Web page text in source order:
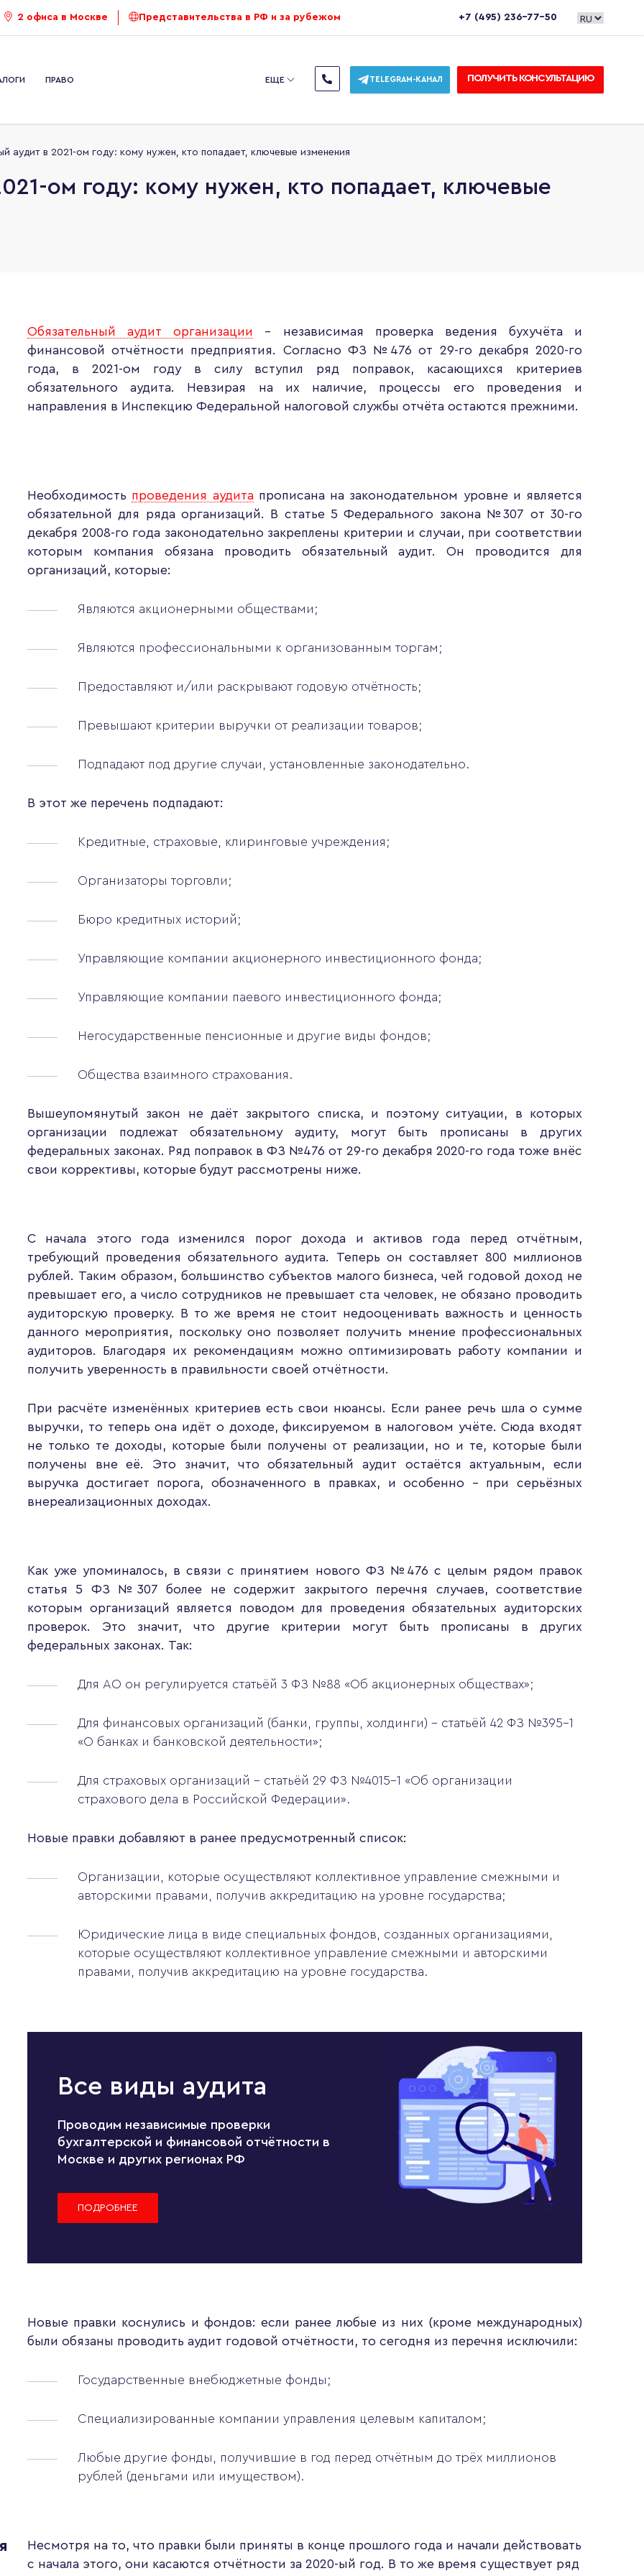
2 офиса в Москве Представительства в РФ и за рубежом +7 (495) 236-77-50
ПРАВО ЕЩЕ TELEGRAM-КАНАЛ ПОЛУЧИТЬ КОНСУЛЬТАЦИЮ
аудит в 2021-ом году: кому нужен, кто попадает, ключевые изменения
ом году: кому нужен, кто попадает, ключевые
Обязательный аудит организации – независимая проверка ведения бухучёта и
финансовой отчётности предприятия. Согласно ФЗ №476 от 29-го декабря 2020-го
года, в 2021-ом году в силу вступил ряд поправок, касающихся критериев
обязательного аудита. Невзирая на их наличие, процессы его проведения и
направления в Инспекцию Федеральной налоговой службы отчёта остаются прежними.
Необходимость проведения аудитапрописана на законодательном уровне и является
обязательной для ряда организаций. В статье 5 Федерального закона №307 от 30-го
декабря 2008-го года законодательно закреплены критерии и случаи, при соответствии
которым компания обязана проводить обязательный аудит. Он проводится для
организаций, которые:
Являются акционерными обществами;
Являются профессиональными к организованным торгам;
Предоставляют и/или раскрывают годовую отчётность;
Превышают критерии выручки от реализации товаров;
Подпадают под другие случаи, установленные законодательно.
В этот же перечень подпадают:
Кредитные, страховые, клиринговые учреждения;
Организаторы торговли;
Бюро кредитных историй;
Управляющие компании акционерного инвестиционного фонда;
Управляющие компании паевого инвестиционного фонда;
Негосударственные пенсионные и другие виды фондов;
Общества взаимного страхования.
Вышеупомянутый закон не даёт закрытого списка, и поэтому ситуации, в которых
организации подлежат обязательному аудиту, могут быть прописаны в других
федеральных законах. Ряд поправок в ФЗ №476 от 29-го декабря 2020-го года тоже внёс
свои коррективы, которые будут рассмотрены ниже.
С начала этого года изменился порог дохода и активов года перед отчётным,
требующий проведения обязательного аудита. Теперь он составляет 800 миллионов
рублей. Таким образом, большинство субъектов малого бизнеса, чей годовой доход не
превышает его, а число сотрудников не превышает ста человек, не обязано проводить
аудиторскую проверку. В то же время не стоит недооценивать важность и ценность
данного мероприятия, поскольку оно позволяет получить мнение профессиональных
аудиторов. Благодаря их рекомендациям можно оптимизировать работу компании и
получить уверенность в правильности своей отчётности.
При расчёте изменённых критериев есть свои нюансы. Если ранее речь шла о сумме
выручки, то теперь она идёт о доходе, фиксируемом в налоговом учёте. Сюда входят
не только те доходы, которые были получены от реализации, но и те, которые были
получены вне её. Это значит, что обязательный аудит остаётся актуальным, если
выручка достигает порога, обозначенного в правках, и особенно – при серьёзных
внереализационных доходах.
Как уже упоминалось, в связи с принятием нового ФЗ №476 с целым рядом правок
статья 5 ФЗ №307 более не содержит закрытого перечня случаев, соответствие
которым организаций является поводом для проведения обязательных аудиторских
проверок. Это значит, что другие критерии могут быть прописаны в других
федеральных законах. Так:
Для АО он регулируется статьёй 3 ФЗ №88 «Об акционерных обществах»;
Для финансовых организаций (банки, группы, холдинги) – статьёй 42 ФЗ №395-1
«О банках и банковской деятельности»;
Для страховых организаций – статьёй 29 ФЗ №4015-1 «Об организации
страхового дела в Российской Федерации».
Новые правки добавляют в ранее предусмотренный список:
Организации, которые осуществляют коллективное управление смежными и
авторскими правами, получив аккредитацию на уровне государства;
Юридические лица в виде специальных фондов, созданных организациями,
которые осуществляют коллективное управление смежными и авторскими
правами, получив аккредитацию на уровне государства.
Все виды аудита
Проводим независимые проверки
бухгалтерской и финансовой отчётности в
Москве и других регионах РФ
ПОДРОБНЕЕ
Новые правки коснулись и фондов: если ранее любые из них (кроме международных)
были обязаны проводить аудит годовой отчётности, то сегодня из перечня исключили:
Государственные внебюджетные фонды;
Специализированные компании управления целевым капиталом;
Любые другие фонды, получившие в год перед отчётным до трёх миллионов
рублей (деньгами или имуществом).
Несмотря на то, что правки были приняты в конце прошлого года и начали действовать
с начала этого, они касаются отчётности за 2020-ый год. В то же время существует ряд